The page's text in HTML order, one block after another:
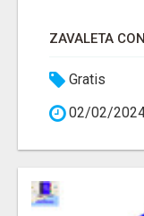
ZAVALETA
Gratis
02/02/